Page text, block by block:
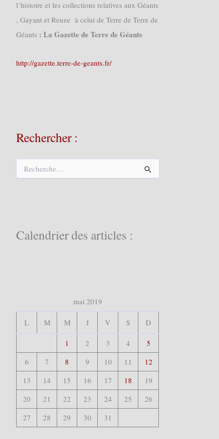
l’histoire et les collections relatives aux Géants
, Gayant et Reuze à celui de Terre de Terre de
Géants : La Gazette de Terre de Géants
http://gazette.terre-de-geants.fr/
Rechercher :
h
e
Calendrier des articles :
mai 2019
L M M J V S D
1 2 3 4
5
6
7 8 9 10 11
12
13
14 15 16 17 18
19
20
21 22 23 24 25
26
27
28 29 30 31